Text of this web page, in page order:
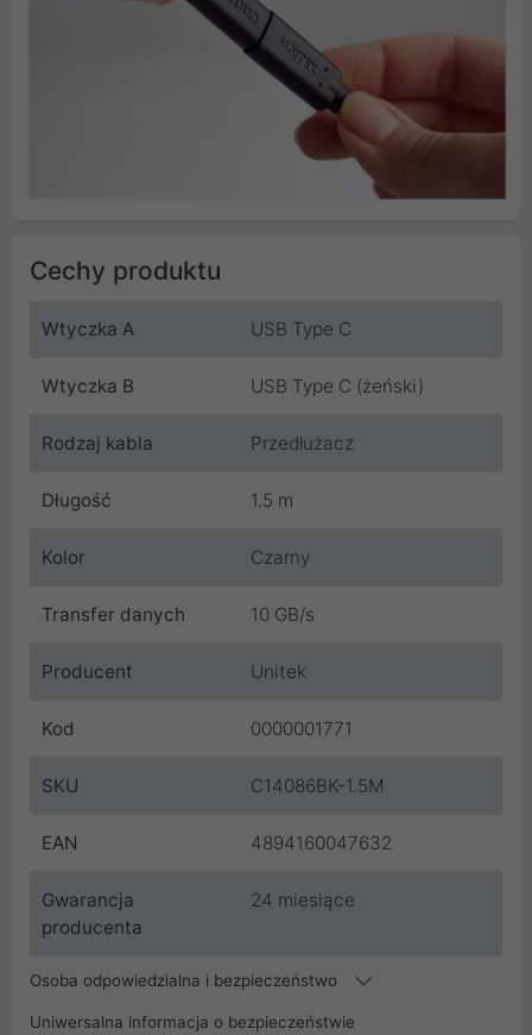
Cechy produktu
Wtyczka A USB Type C
Wtyczka B USB Type C (żeński)
Rodzaj kabla Przedłużacz
Długość 1.5 m
Kolor Czarny
Transfer danych 10 GB/s
Producent Unitek
Kod 0000001771
SKU C14086BK-1.5M
EAN 4894160047632
Gwarancja
producenta
24 miesiące
Osoba odpowiedzialna i bezpieczeństwo
Uniwersalna informacja o bezpieczeństwie